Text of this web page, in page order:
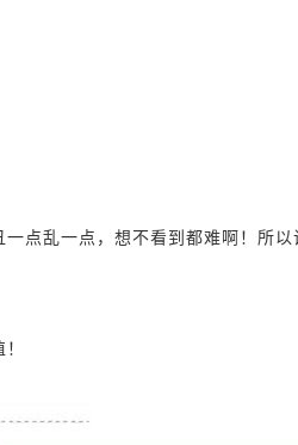
点乱一点，想不看到都难啊！所